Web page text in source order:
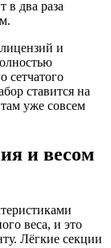
в два раза
и
сетчатого
ставится на
уже совсем
и весом
веса, и это
Лёгкие секции